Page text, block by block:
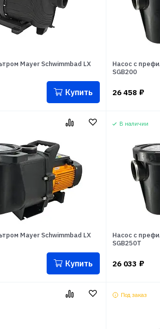
Mayer Schwimmbad LX
Купить
Насос с
SGB200
26 458 ₽
Mayer Schwimmbad LX
Купить
В наличии
Насос с
SGB250T
26 033 ₽
Под заказ